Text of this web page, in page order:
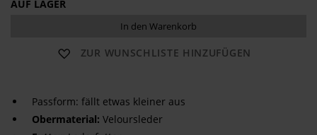
AUF LAGER
In den Warenkorb
ZUR WUNSCHLISTE HINZUFÜGEN
Passform: fällt etwas kleiner aus
Obermaterial: Veloursleder